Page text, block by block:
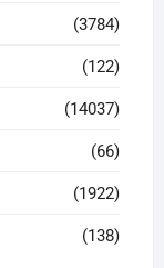
(3784)
(122)
(14037)
(66)
(1922)
(138)